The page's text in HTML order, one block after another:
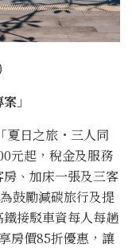
」
夏日之旅・三人同
元起，稅金及服務
、加床一張及三客
鼓勵減碳旅行及提
接駁車資每人每趟
房價85折優惠，讓